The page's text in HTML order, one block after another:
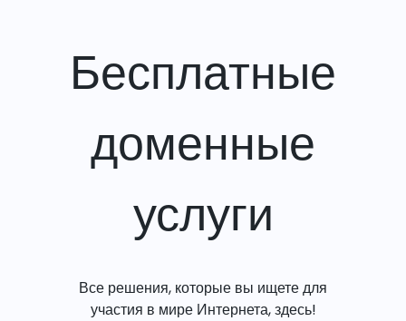
Бесплатные
доменные
услуги
Все решения, которые вы ищете для
участия в мире Интернета, здесь!